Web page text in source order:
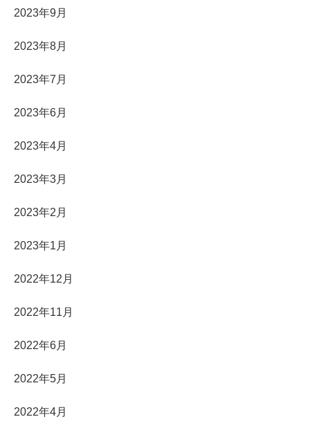
2023年9月
2023年8月
2023年7月
2023年6月
2023年4月
2023年3月
2023年2月
2023年1月
2022年12月
2022年11月
2022年6月
2022年5月
2022年4月